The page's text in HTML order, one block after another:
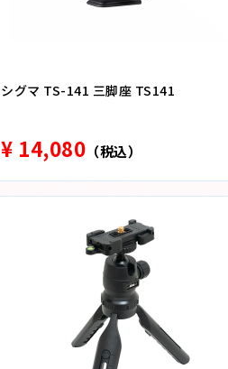
シグマ TS-141 三脚座 TS141
¥ 14,080 （税込）